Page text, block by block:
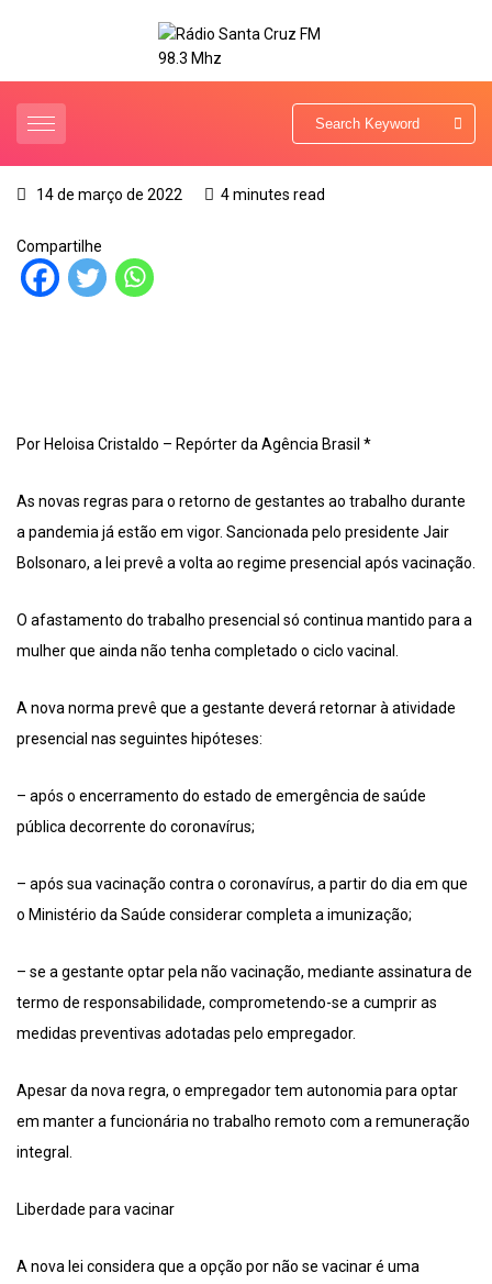
14 de março de 2022 4 minutes read
Compartilhe
Por Heloisa Cristaldo – Repórter da Agência Brasil *
As novas regras para o retorno de gestantes ao trabalho durante
a pandemia já estão em vigor. Sancionada pelo presidente Jair
Bolsonaro, a lei prevê a volta ao regime presencial após vacinação.
O afastamento do trabalho presencial só continua mantido para a
mulher que ainda não tenha completado o ciclo vacinal.
A nova norma prevê que a gestante deverá retornar à atividade
presencial nas seguintes hipóteses:
– após o encerramento do estado de emergência de saúde
pública decorrente do coronavírus;
– após sua vacinação contra o coronavírus, a partir do dia em que
o Ministério da Saúde considerar completa a imunização;
– se a gestante optar pela não vacinação, mediante assinatura de
termo de responsabilidade, comprometendo-se a cumprir as
medidas preventivas adotadas pelo empregador.
Apesar da nova regra, o empregador tem autonomia para optar
em manter a funcionária no trabalho remoto com a remuneração
integral.
Liberdade para vacinar
A nova lei considera que a opção por não se vacinar é uma